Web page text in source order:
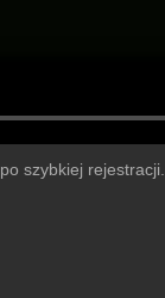
szybkiej rejestracji.